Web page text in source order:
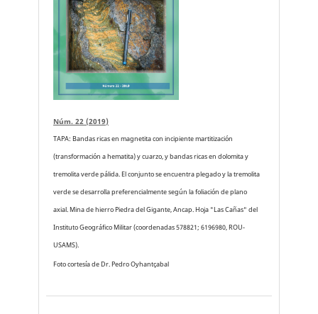
Núm. 22 (2019)
TAPA: Bandas ricas en magnetita con incipiente martitización
(transformación a hematita) y cuarzo, y bandas ricas en dolomita y
tremolita verde pálida. El conjunto se encuentra plegado y la tremolita
verde se desarrolla preferencialmente según la foliación de plano
axial. Mina de hierro Piedra del Gigante, Ancap. Hoja "Las Cañas" del
Instituto Geográfico Militar (coordenadas 578821; 6196980, ROU-
USAMS).
Foto cortesía de Dr. Pedro Oyhantçabal